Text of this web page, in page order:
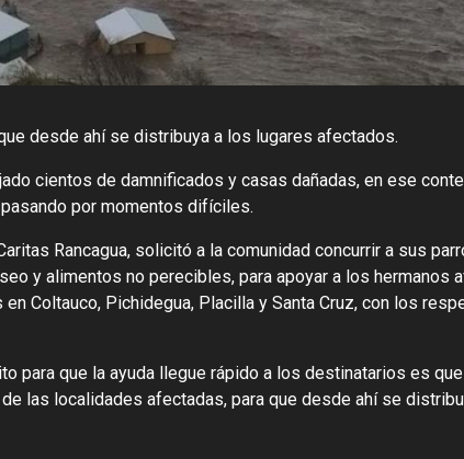
desde ahí se distribuya a los lugares afectados.
cientos de damnificados y casas dañadas, en ese
por momentos difíciles.
Rancagua, solicitó a la comunidad concurrir a sus
y alimentos no perecibles, para apoyar a los hermanos
Coltauco, Pichidegua, Placilla y Santa Cruz, con los
para que la ayuda llegue rápido a los destinatarios es
las localidades afectadas, para que desde ahí se